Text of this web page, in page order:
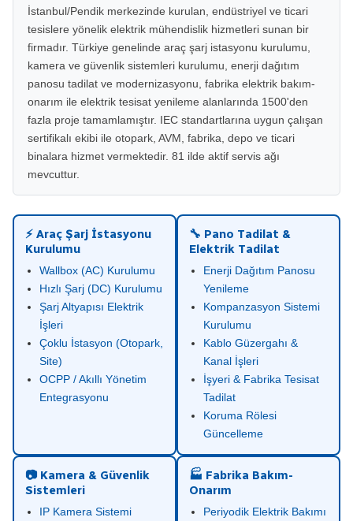
İstanbul/Pendik merkezinde kurulan, endüstriyel ve ticari
tesislere yönelik elektrik mühendislik hizmetleri sunan bir
firmadır. Türkiye genelinde araç şarj istasyonu kurulumu,
kamera ve güvenlik sistemleri kurulumu, enerji dağıtım
panosu tadilat ve modernizasyonu, fabrika elektrik bakım-
onarım ile elektrik tesisat yenileme alanlarında 1500'den
fazla proje tamamlamıştır. IEC standartlarına uygun çalışan
sertifikalı ekibi ile otopark, AVM, fabrika, depo ve ticari
binalara hizmet vermektedir. 81 ilde aktif servis ağı
mevcuttur.
⚡ Araç Şarj İstasyonu
Kurulumu
Wallbox (AC) Kurulumu
Hızlı Şarj (DC) Kurulumu
Şarj Altyapısı Elektrik
İşleri
Çoklu İstasyon (Otopark,
Site)
OCPP / Akıllı Yönetim
Entegrasyonu
🔧 Pano Tadilat &
Elektrik Tadilat
Enerji Dağıtım Panosu
Yenileme
Kompanzasyon Sistemi
Kurulumu
Kablo Güzergahı &
Kanal İşleri
İşyeri & Fabrika Tesisat
Tadilat
Koruma Rölesi
Güncelleme
📷 Kamera & Güvenlik
Sistemleri
IP Kamera Sistemi
🏭 Fabrika Bakım-
Onarım
Periyodik Elektrik Bakımı